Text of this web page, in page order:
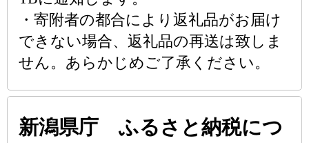
・寄附者の都合により返礼品がお届け
できない場合、返礼品の再送は致しま
せん。あらかじめご了承ください。
新潟県庁 ふるさと納税につ